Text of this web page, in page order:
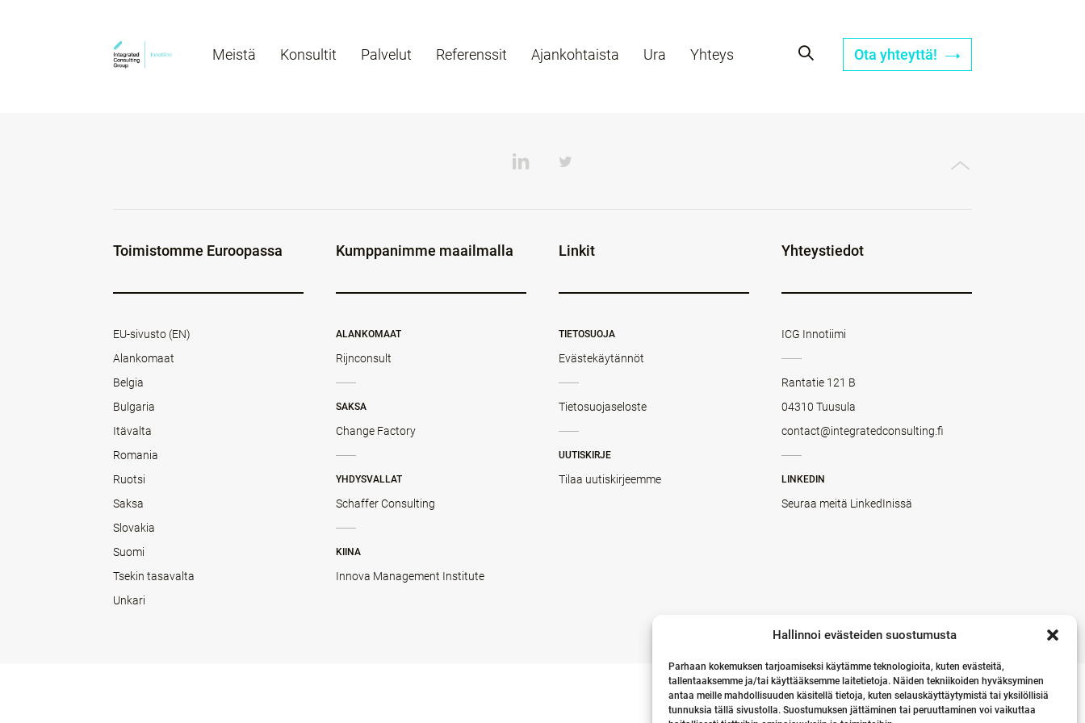
Hallinnoi evästeiden suostumusta
Parhaan kokemuksen tarjoamiseksi käytämme teknologioita, kuten evästeitä,
tallentaaksemme ja/tai käyttääksemme laitetietoja. Näiden tekniikoiden hyväksyminen
antaa meille mahdollisuuden käsitellä tietoja, kuten selauskäyttäytymistä tai yksilöllisiä
tunnuksia tällä sivustolla. Suostumuksen jättäminen tai peruuttaminen voi vaikuttaa
Meistä Konsultit Palvelut Referenssit Ajankohtaista Ura Yhteys Ota yhteyttä!
Toimistomme Euroopassa
EU-sivusto (EN)
Alankomaat
Belgia
Bulgaria
Itävalta
Romania
Ruotsi
Saksa
Slovakia
Suomi
Tsekin tasavalta
Unkari
Kumppanimme maailmalla
ALANKOMAAT
Rijnconsult
SAKSA
Change Factory
YHDYSVALLAT
Schaffer Consulting
KIINA
Innova Management Institute
Linkit
TIETOSUOJA
Evästekäytännöt
Tietosuojaseloste
UUTISKIRJE
Tilaa uutiskirjeemme
Yhteystiedot
ICG Innotiimi
Rantatie 121 B
04310 Tuusula
contact@integratedconsulting.fi
LINKEDIN
Seuraa meitä LinkedInissä